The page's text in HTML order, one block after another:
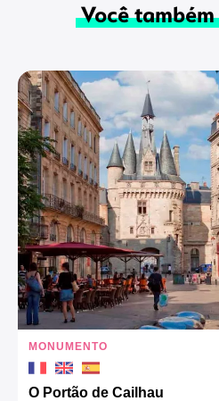
Você
MONUMENTO
O Portão de Cailhau